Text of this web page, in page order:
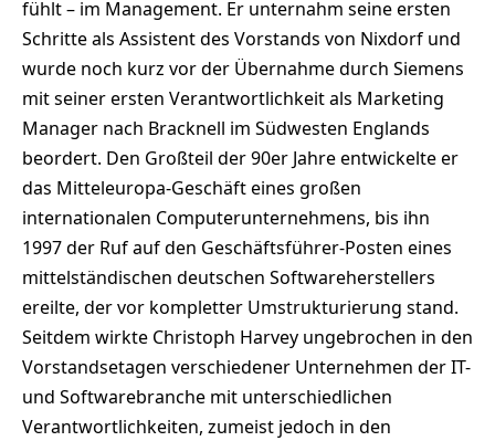
fühlt – im Management. Er unternahm seine ersten
Schritte als Assistent des Vorstands von Nixdorf und
wurde noch kurz vor der Übernahme durch Siemens
mit seiner ersten Verantwortlichkeit als Marketing
Manager nach Bracknell im Südwesten Englands
beordert. Den Großteil der 90er Jahre entwickelte er
das Mitteleuropa-Geschäft eines großen
internationalen Computerunternehmens, bis ihn
1997 der Ruf auf den Geschäftsführer-Posten eines
mittelständischen deutschen Softwareherstellers
ereilte, der vor kompletter Umstrukturierung stand.
Seitdem wirkte Christoph Harvey ungebrochen in den
Vorstandsetagen verschiedener Unternehmen der IT-
und Softwarebranche mit unterschiedlichen
Verantwortlichkeiten, zumeist jedoch in den